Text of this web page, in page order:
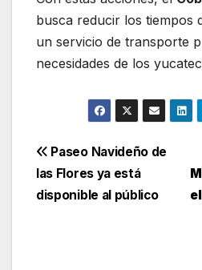
busca reducir los tiempos
un servicio de transporte
necesidades de los
Navegación
de
Paseo Navideño de
las Flores ya está
disponible al público